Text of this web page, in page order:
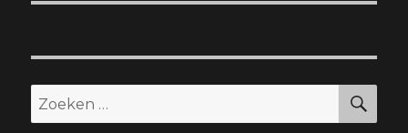
Zoeken
naar: